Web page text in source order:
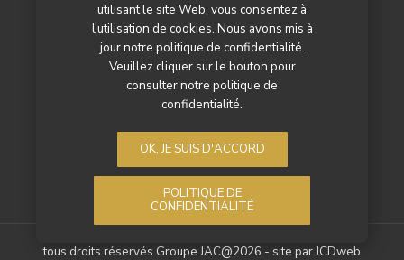
utilisant le site Web, vous consentez à
l'utilisation de cookies. Nous avons mis à
jour notre politique de confidentialité.
Veuillez cliquer sur le bouton pour
consulter notre politique de
confidentialité.
OK, JE SUIS D'ACCORD
POLITIQUE DE
CONFIDENTIALITÉ
Contactez-nous
Mentions légales
Politique de confidentialité
tous droits réservés Groupe JAC@2026 - site parJCDweb